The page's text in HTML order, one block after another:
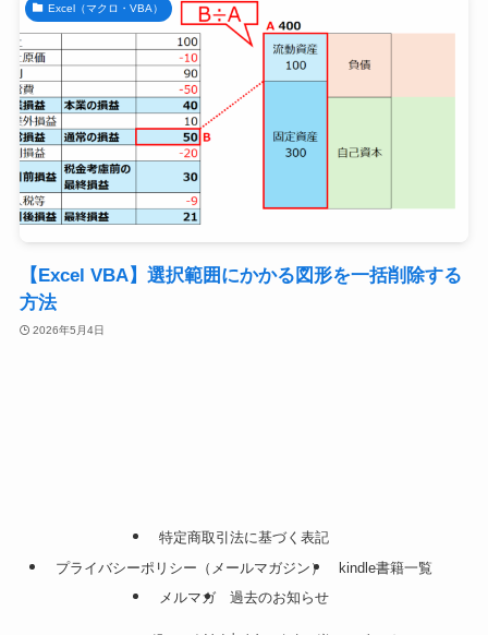
Excel（マクロ・VBA）
【Excel VBA】選択範囲にかかる図形を一括削除する
方法
2026年5月4日
特定商取引法に基づく表記
プライバシーポリシー（メールマガジン）
kindle書籍一覧
メルマガ
過去のお知らせ